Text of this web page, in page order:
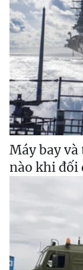
Máy bay và
nào khi đối